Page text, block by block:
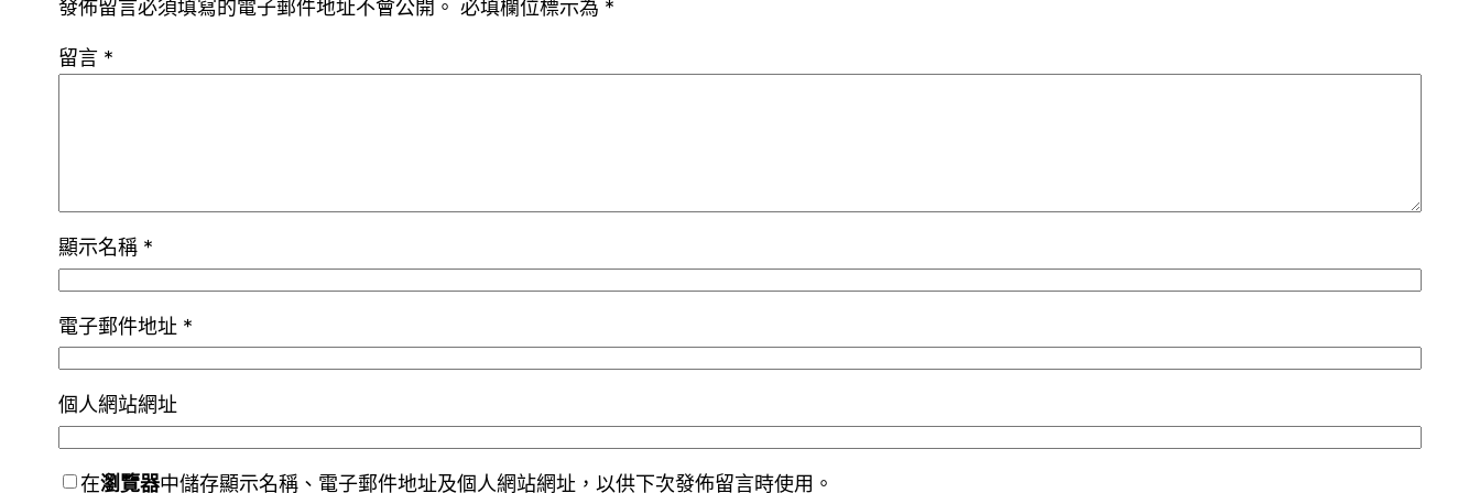
發佈留言必須填寫的電子郵件地址不會公開。 必填欄位標示為 *
留言 *
顯示名稱 *
電子郵件地址 *
個人網站網址
在瀏覽器中儲存顯示名稱、電子郵件地址及個人網站網址，以供下次發佈留言時使用。